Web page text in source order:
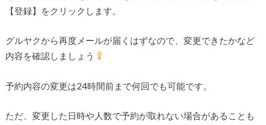
【登録】をクリックします。
グルヤクから再度メールが届くはずなので、変更できたかなど
内容を確認しましょう
予約内容の変更は24時間前まで何回でも可能です。
ただ、変更した日時や人数で予約が取れない場合があることも